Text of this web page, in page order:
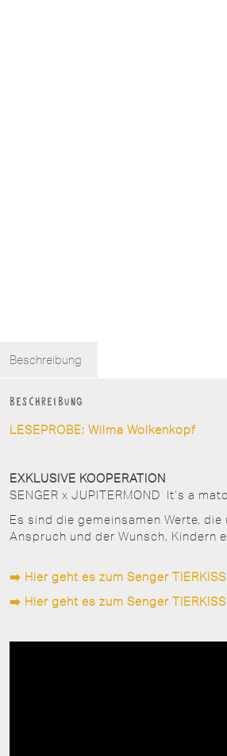
Beschreibung
Beschreibung
LESEPROBE: Wilma Wolkenkopf
EXKLUSIVE KOOPERATION
SENGER x JUPITERMOND It‘s a
Es sind die gemeinsamen Werte,
Anspruch und der Wunsch, Kindern
➡️ Hier geht es zum Senger
➡️ Hier geht es zum Senger